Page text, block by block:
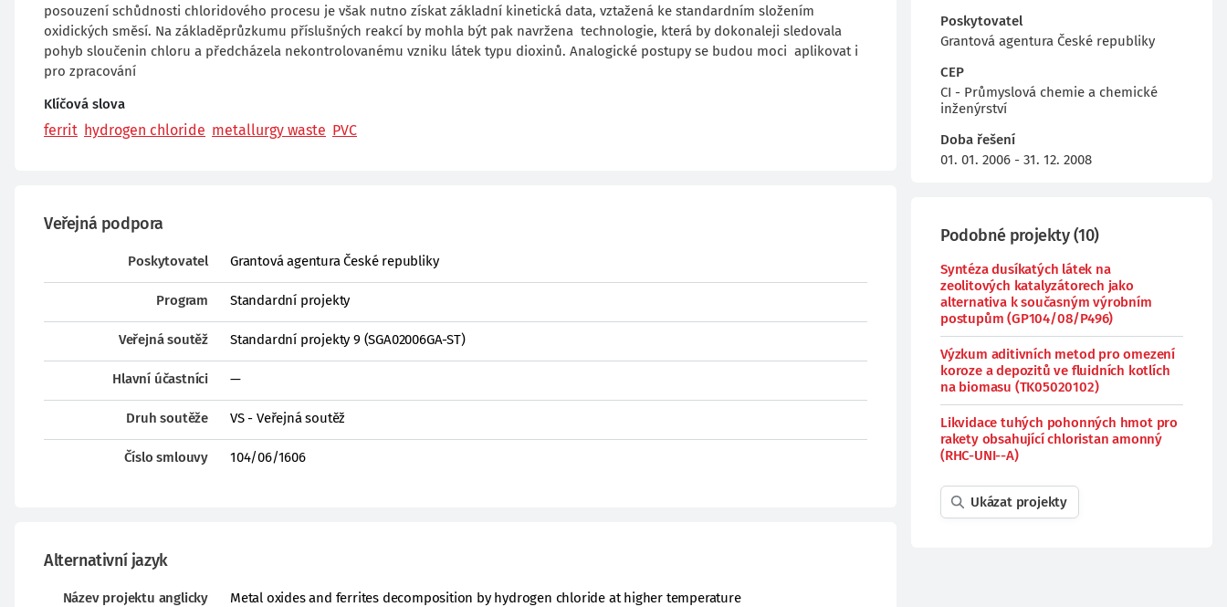
posouzení schůdnosti chloridového procesu je však nutno získat základní kinetická data, vztažená ke standardním složením
oxidických směsí. Na základěprůzkumu příslušných reakcí by mohla být pak navržena technologie, která by dokonaleji sledovala
pohyb sloučenin chloru a předcházela nekontrolovanému vzniku látek typu dioxinů. Analogické postupy se budou moci aplikovat i
pro zpracování
Klíčová slova
ferrit hydrogen chloride metallurgy waste PVC
Veřejná podpora
Poskytovatel Grantová agentura České republiky
Program Standardní projekty
Veřejná soutěž Standardní projekty 9 (SGA02006GA-ST)
Hlavní účastníci —
Druh soutěže VS - Veřejná soutěž
Číslo smlouvy 104/06/1606
Alternativní jazyk
Název projektu anglicky Metal oxides and ferrites decomposition by hydrogen chloride at higher temperature
Poskytovatel
Grantová agentura České republiky
CEP
CI - Průmyslová chemie a chemické
inženýrství
Doba řešení
01. 01. 2006 - 31. 12. 2008
Podobné projekty(10)
Syntéza dusíkatých látek na
zeolitových katalyzátorech jako
alternativa k současným výrobním
postupům (GP104/08/P496)
Výzkum aditivních metod pro omezení
koroze a depozitů ve fluidních kotlích
na biomasu (TK05020102)
Likvidace tuhých pohonných hmot pro
rakety obsahující chloristan amonný
(RHC-UNI--A)
Ukázat projekty